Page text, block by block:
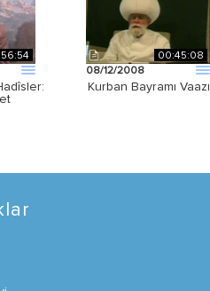
00:45:08
08/12/2008
Kurban Bayramı Vaazı